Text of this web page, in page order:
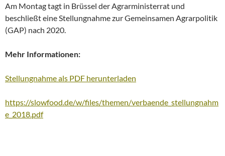
Am Montag tagt in Brüssel der Agrarministerrat und
beschließt eine Stellungnahme zur Gemeinsamen Agrarpolitik
(GAP) nach 2020.
Mehr Informationen:
Stellungnahme als PDF herunterladen
https://slowfood.de/w/files/themen/verbaende_stellungnahm
e_2018.pdf